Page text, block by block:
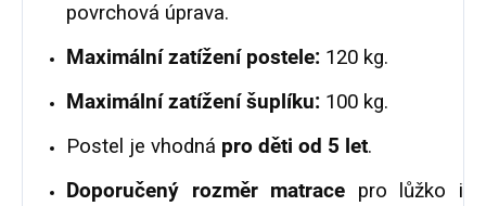
povrchová úprava.
Maximální zatížení postele: 120 kg.
Maximální zatížení šuplíku: 100 kg.
Postel je vhodná pro děti od 5 let.
Doporučený rozměr matrace pro lůžko i